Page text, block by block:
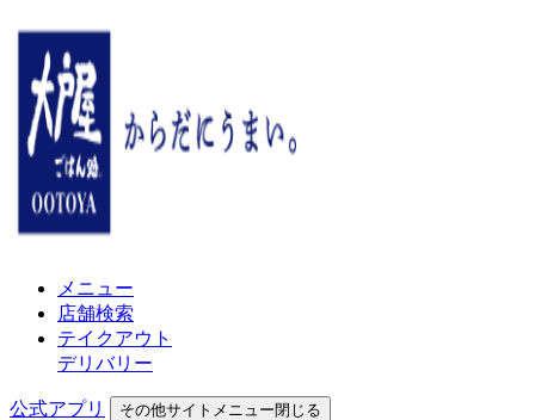
メニュー
店舗検索
テイクアウト
デリバリー
公式アプリ その他サイトメニュー閉じる